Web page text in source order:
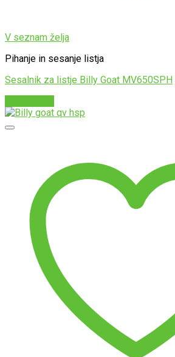
V seznam želja
Pihanje in sesanje listja
Sesalnik za listje Billy Goat MV650SPH